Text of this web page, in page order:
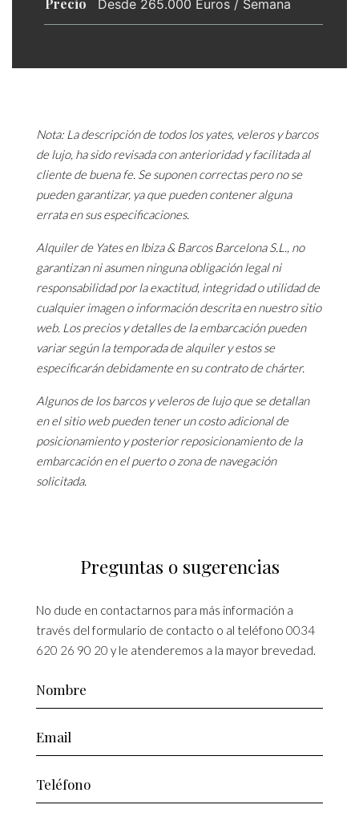
Precio Desde 265.000 Euros / Semana
Nota: La descripción de todos los yates, veleros y barcos
de lujo, ha sido revisada con anterioridad y facilitada al
cliente de buena fe. Se suponen correctas pero no se
pueden garantizar, ya que pueden contener alguna
errata en sus especificaciones.
Alquiler de Yates en Ibiza & Barcos Barcelona S.L., no
garantizan ni asumen ninguna obligación legal ni
responsabilidad por la exactitud, integridad o utilidad de
cualquier imagen o información descrita en nuestro sitio
web. Los precios y detalles de la embarcación pueden
variar según la temporada de alquiler y estos se
especificarán debidamente en su contrato de chárter.
Algunos de los barcos y veleros de lujo que se detallan
en el sitio web pueden tener un costo adicional de
posicionamiento y posterior reposicionamiento de la
embarcación en el puerto o zona de navegación
solicitada.
Preguntas o sugerencias
No dude en contactarnos para más información a
través del formulario de contacto o al teléfono 0034
620 26 90 20 y le atenderemos a la mayor brevedad.